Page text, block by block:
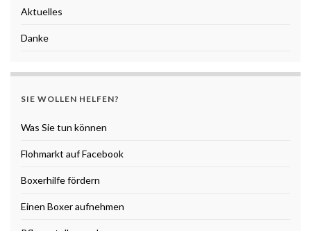
Aktuelles
Danke
SIE WOLLEN HELFEN?
Was Sie tun können
Flohmarkt auf Facebook
Boxerhilfe fördern
Einen Boxer aufnehmen